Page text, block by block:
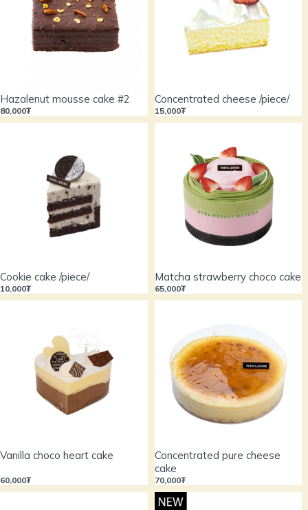
Hazalenut mousse cake #2
80,000₮
Concentrated cheese /piece/
15,000₮
Cookie cake /piece/
10,000₮
Matcha strawberry choco cake
65,000₮
Vanilla choco heart cake
60,000₮
Concentrated pure cheese
cake
70,000₮